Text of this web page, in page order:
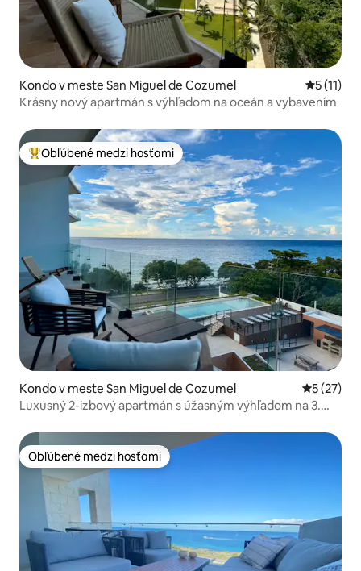
Kondo v meste San Miguel de Cozumel
5 (11)
Krásny nový apartmán s výhľadom na oceán a vybavením
Najobľúbenejšie medzi hosťami
Obľúbené medzi hosťami
Kondo v meste San Miguel de Cozumel
5 (27)
Luxusný 2-izbový apartmán s úžasným výhľadom na 3.
Obľúbené medzi hosťami
Obľúbené medzi hosťami